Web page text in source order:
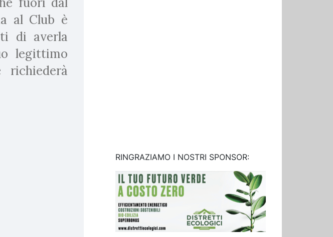
al Club è
di averla
legittimo
richiederà
RINGRAZIAMO I NOSTRI SPONSOR: